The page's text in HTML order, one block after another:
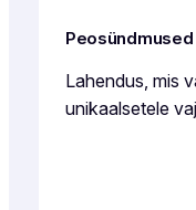
Peosündmused
Lahendus, mis
unikaalsetele